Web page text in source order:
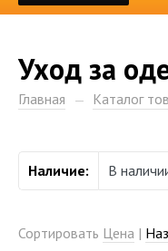
Уход за
Главная Каталог
Наличие: В
Сортировать Цена |